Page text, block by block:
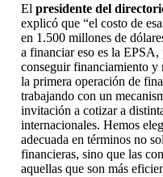
El presidente del
explicó que “el costo de
en 1.500 millones de
a financiar eso es la
conseguir financiamiento y
la primera operación de
trabajando con un
invitación a cotizar a
internacionales. Hemos
adecuada en términos no
financieras, sino que las
aquellas que son más